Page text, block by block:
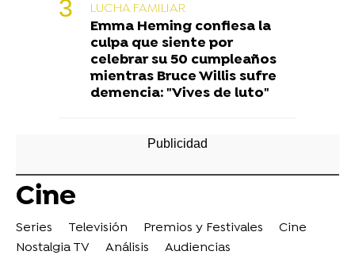
LUCHA FAMILIAR
Emma Heming confiesa la
culpa que siente por
celebrar su 50 cumpleaños
mientras Bruce Willis sufre
demencia: "Vives de luto"
Cine
Series Televisión Premios y Festivales
Cine
Nostalgia TV
Análisis Audiencias